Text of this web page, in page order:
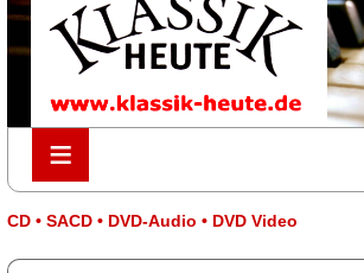
≡
≡
CD • SACD • DVD-Audio • DVD Video